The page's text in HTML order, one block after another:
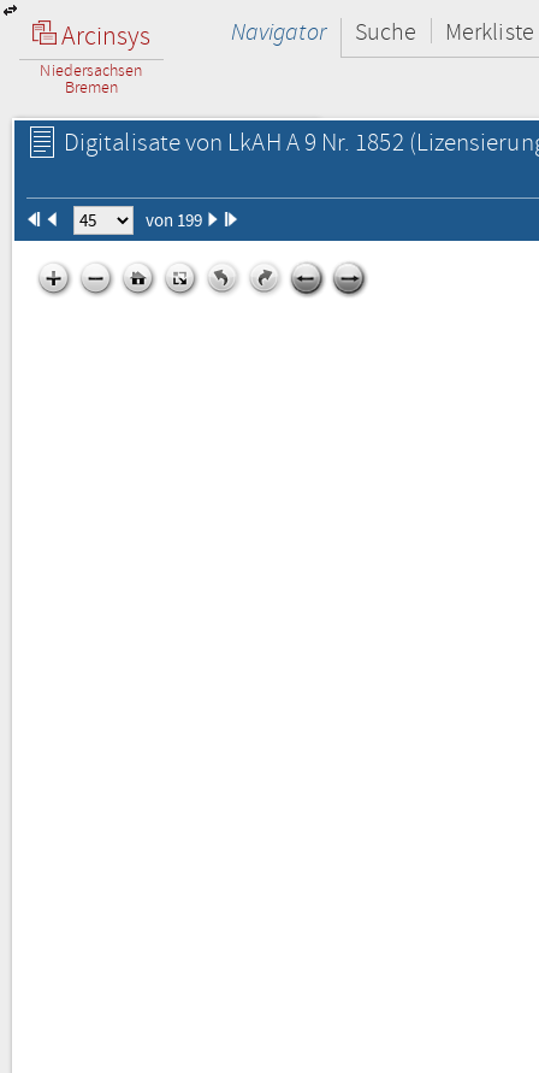
Arcinsys
Niedersachsen
Bremen
Navigator Suche Merkliste
Digitalisate von LkAH A 9 Nr. 1852
von 199